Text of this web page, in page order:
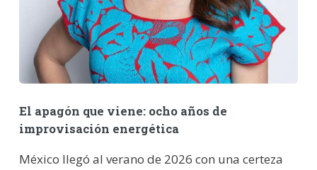
El apagón que viene: ocho años de
improvisación energética
México llegó al verano de 2026 con una certeza